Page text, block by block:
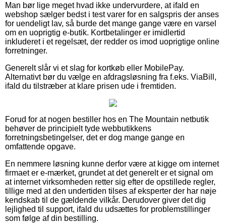
Man bør lige meget hvad ikke undervurdere, at ifald en
webshop sælger bedst i test varer for en salgspris der anses
for uendeligt lav, så burde det mange gange være en varsel
om en uoprigtig e-butik. Kortbetalinger er imidlertid
inkluderet i et regelsæt, der redder os imod uoprigtige online
forretninger.
Generelt slår vi et slag for kortkøb eller MobilePay.
Alternativt bør du vælge en afdragsløsning fra f.eks. ViaBill,
ifald du tilstræber at klare prisen ude i fremtiden.
Forud for at nogen bestiller hos en The Mountain netbutik
behøver de principielt tyde webbutikkens
forretningsbetingelser, det er dog mange gange en
omfattende opgave.
En nemmere løsning kunne derfor være at kigge om internet
firmaet er e-mærket, grundet at det generelt er et signal om
at internet virksomheden retter sig efter de opstillede regler,
tillige med at den undertiden tilses af eksperter der har nøje
kendskab til de gældende vilkår. Derudover giver det dig
lejlighed til support, ifald du udsættes for problemstillinger
som følge af din bestilling.